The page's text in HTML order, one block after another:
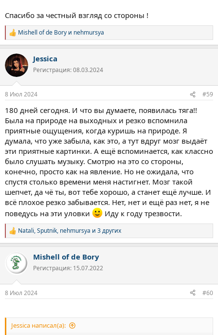
Спасибо за честный взгляд со стороны !
Р
е
к
ц
и
Mishell of de Bory и nehmursya
Jessica
Регистрация: 08.03.2024
8 Июл 2024 #59
180 дней сегодня. И что вы думаете, появилась тяга!!
Была на природе на выходных и резко вспомнила
приятные ощущения, когда куришь на природе. Я
думала, что уже забыла, как это, а тут вдруг мозг выдаёт
эти приятные картинки. А ещё вспоминается, как классно
было слушать музыку. Смотрю на это со стороны,
конечно, просто как на явление. Но не ожидала, что
спустя столько времени меня настигнет. Мозг такой
шепчет, да чё ты, вот тебе хорошо, а станет ещё лучше. И
всё плохое резко забывается. Нет, нет и ещё раз нет, я не
поведусь на эти уловки
Иду к году трезвости.
Р
е
и
Natali,Sputnik, nehmursya и 3 других
Mishell of de Bory
Регистрация: 15.07.2022
8 Июл 2024 #60
Jessica написал(а):